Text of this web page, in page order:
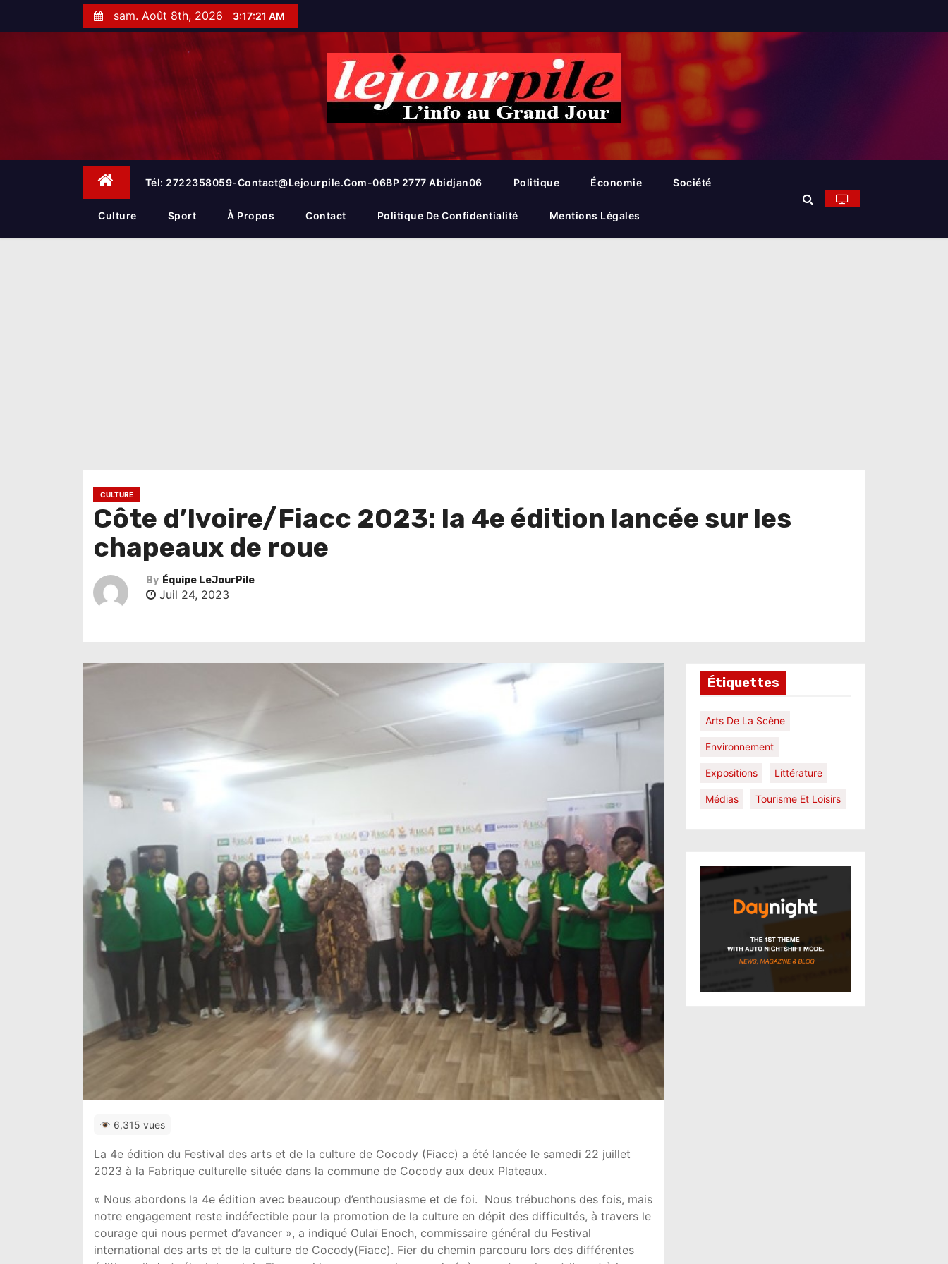
t
sam. Août 8th, 2026 3:17:22 AM
Tél: 2722358059-Contact@lejourpile.com-06BP 2777 Abidjan06 Politique Économie Société
Culture Sport À Propos Contact Politique De Confidentialité Mentions Légales
CULTURE
Côte d’Ivoire/Fiacc 2023: la 4e édition lancée sur les
chapeaux de roue
By Équipe LeJourPile
Juil 24, 2023
6,315 vues
La 4e édition du Festival des arts et de la culture de Cocody (Fiacc) a été lancée le samedi 22 juillet
2023 à la Fabrique culturelle située dans la commune de Cocody aux deux Plateaux.
« Nous abordons la 4e édition avec beaucoup d’enthousiasme et de foi. Nous trébuchons des fois, mais
notre engagement reste indéfectible pour la promotion de la culture en dépit des difficultés, à travers le
courage qui nous permet d’avancer », a indiqué Oulaï Enoch, commissaire général du Festival
international des arts et de la culture de Cocody(Fiacc). Fier du chemin parcouru lors des différentes
Étiquettes
Arts De La Scène
Environnement
Expositions Littérature
Médias Tourisme Et Loisirs